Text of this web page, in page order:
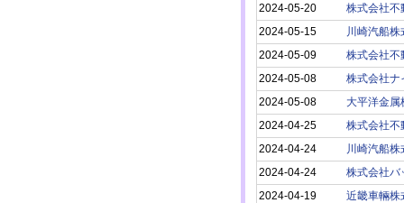
2024-05-20
株式会社不
2024-05-15
川崎汽船株
2024-05-09
株式会社不
2024-05-08
株式会社ナ
2024-05-08
大平洋金属
2024-04-25
株式会社不
2024-04-24
川崎汽船株
2024-04-24
株式会社バ
2024-04-19
近畿車輛株